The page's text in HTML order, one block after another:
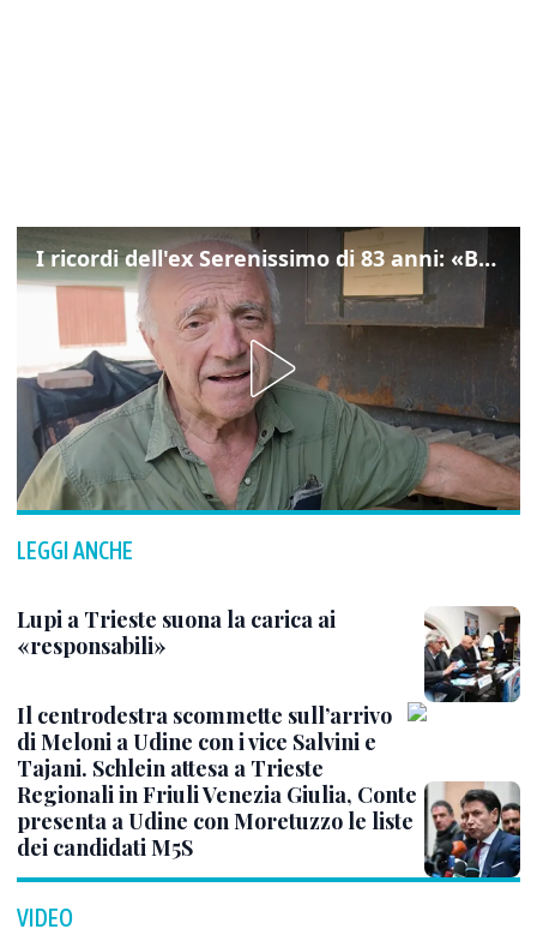
I ricordi dell'ex Serenissimo di 83 anni: «Bossi geloso di noi, in carcere mi cantavano l’inno di San Marco»
LEGGI ANCHE
Lupi a Trieste suona la carica ai
«responsabili»
Il centrodestra scommette sull’arrivo
di Meloni a Udine con i vice Salvini e
Tajani. Schlein attesa a Trieste
Regionali in Friuli Venezia Giulia, Conte
presenta a Udine con Moretuzzo le liste
dei candidati M5S
VIDEO